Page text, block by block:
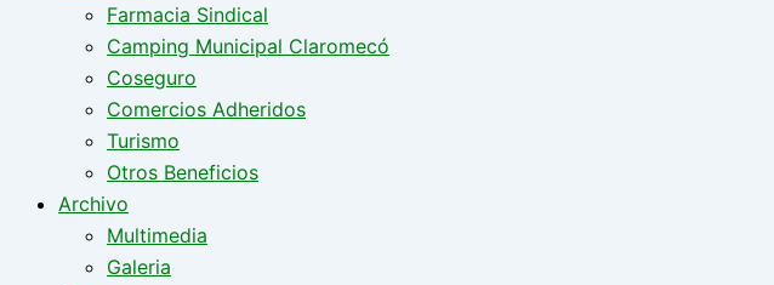
Farmacia Sindical
Camping Municipal Claromecó
Coseguro
Comercios Adheridos
Turismo
Otros Beneficios
Archivo
Multimedia
Galeria